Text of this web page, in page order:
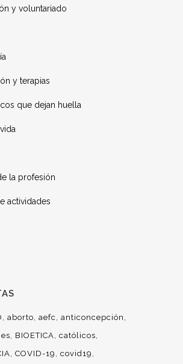
y voluntariado
y terapias
que dejan huella
la profesión
actividades
aborto aefc
anticoncepción
BIOETICA católicos
COVID-19
covid19